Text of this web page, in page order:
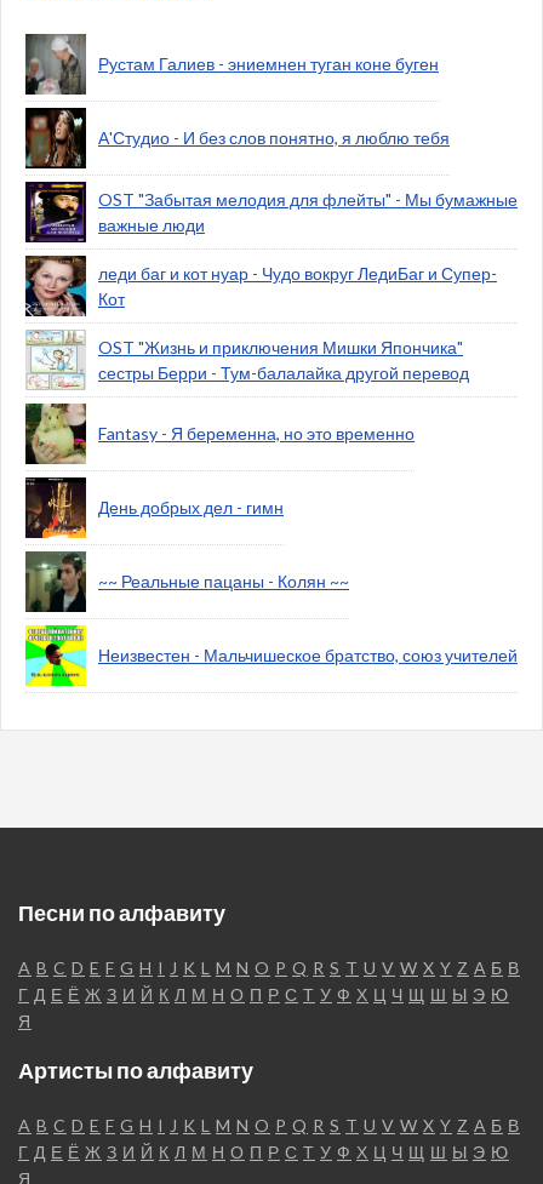
Рустам Галиев - эниемнен туган коне буген
А'Студио - И без слов понятно, я люблю тебя
OST "Забытая мелодия для флейты" - Мы бумажные
важные люди
леди баг и кот нуар - Чудо вокруг ЛедиБаг и Супер-
Кот
OST "Жизнь и приключения Мишки Япончика"
сестры Берри - Тум-балалайка другой перевод
Fantasy - Я беременна, но это временно
День добрых дел - гимн
~~ Реальные пацаны - Колян ~~
Неизвестен - Мальчишеское братство, союз учителей
Песни по алфавиту
A B C D E F G H I J K L M N O P Q R S T U V W X Y Z А Б В
Г Д Е Ё Ж З И Й К Л М Н О П Р С Т У Ф Х Ц Ч Щ Ш Ы Э Ю
Я
Артисты по алфавиту
A B C D E F G H I J K L M N O P Q R S T U V W X Y Z А Б В
Г Д Е Ё Ж З И Й К Л М Н О П Р С Т У Ф Х Ц Ч Щ Ш Ы Э Ю
Я